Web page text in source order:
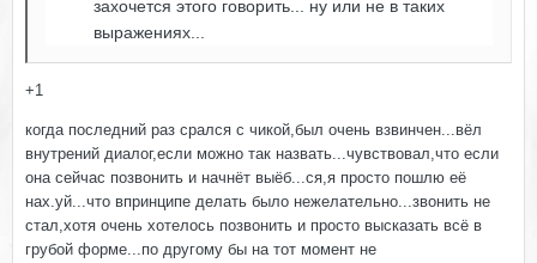
захочется этого говорить... ну или не в таких
выражениях...
+1
когда последний раз срался с чикой,был очень взвинчен...вёл
внутрений диалог,если можно так назвать...чувствовал,что если
она сейчас позвонить и начнёт выёб...ся,я просто пошлю её
нах.уй...что впринципе делать было нежелательно...звонить не
стал,хотя очень хотелось позвонить и просто высказать всё в
грубой форме...по другому бы на тот момент не